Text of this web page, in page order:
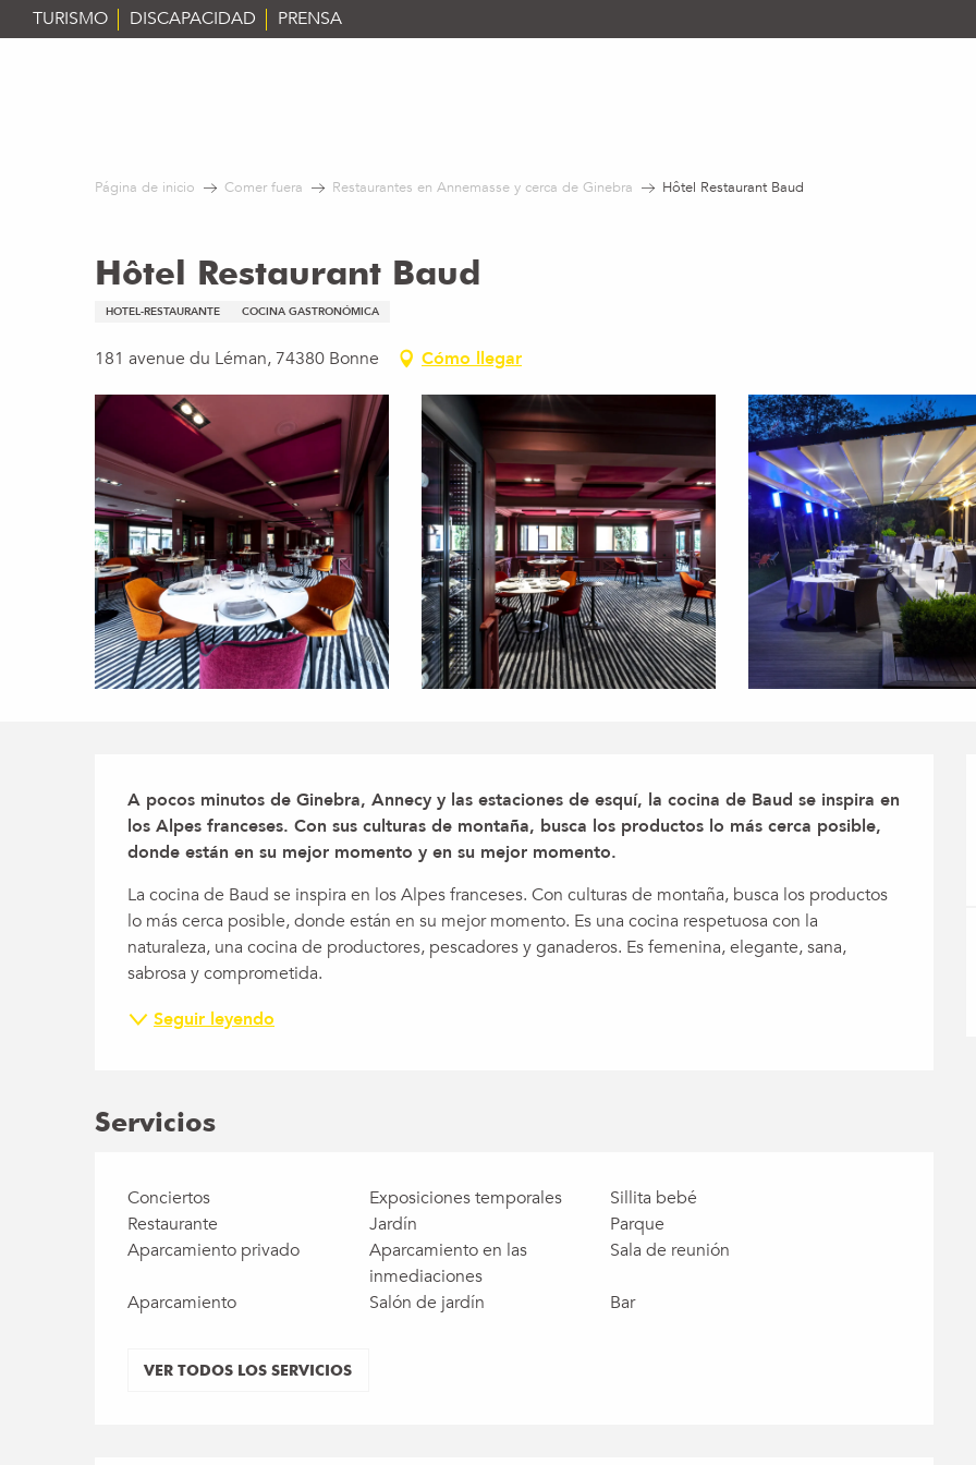
Aller
au
TURISMO DISCAPACIDAD PRENSA
Página de inicio Comer fuera Restaurantes en Annemasse y cerca de Ginebra Hôtel Restaurant Baud
Hôtel Restaurant Baud
HOTEL-RESTAURANTE COCINA GASTRONÓMICA
181 avenue du Léman, 74380 Bonne Cómo llegar
Descripción
A pocos minutos de Ginebra, Annecy y las estaciones de esquí, la cocina de Baud se inspira en
los Alpes franceses. Con sus culturas de montaña, busca los productos lo más cerca posible,
donde están en su mejor momento y en su mejor momento.
La cocina de Baud se inspira en los Alpes franceses. Con culturas de montaña, busca los productos
lo más cerca posible, donde están en su mejor momento. Es una cocina respetuosa con la
naturaleza, una cocina de productores, pescadores y ganaderos. Es femenina, elegante, sana,
sabrosa y comprometida.
Seguir leyendo
Servicios
Conciertos Exposiciones temporales
Sillita bebé
Restaurante
Jardín
Parque
Aparcamiento privado
Aparcamiento en las
inmediaciones
Sala de reunión
Aparcamiento Salón de jardín Bar
VER TODOS LOS SERVICIOS